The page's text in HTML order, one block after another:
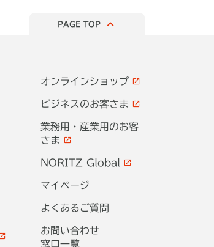
PAGE TOP
オンラインショップ
ビジネスのお客さま
業務用・産業用のお客
さま
NORITZ Global
マイページ
よくあるご質問
お問い合わせ
窓口一覧